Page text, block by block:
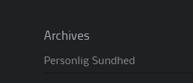
Archives
Personlig Sundhed